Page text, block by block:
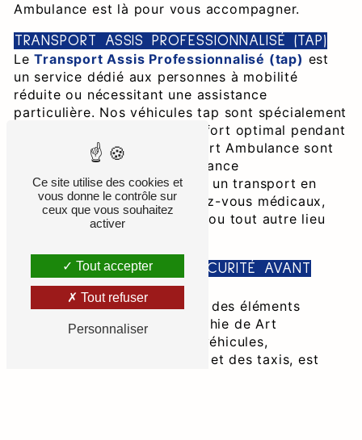
Ambulance est là pour vous accompagner.
TRANSPORT ASSIS PROFESSIONNALISÉ (TAP)
LeTransport Assis Professionnalisé (tap) est
un service dédié aux personnes à mobilité
réduite ou nécessitant une assistance
particulière. Nos véhicules tap sont spécialement
équipés pour assurer un confort optimal pendant
le trajet. Les chauffeurs de Art Ambulance sont
formés pour offrir une assistance
professionnelle, garantissant un transport en
toute sécurité vers les rendez-vous médicaux,
les établissements de santé, ou tout autre lieu
FLOTTE DE QUALITÉ ET SÉCURITÉ AVANT
TOUT
La qualité et la sécurité sont des éléments
fondamentaux de la philosophie de Art
Ambulance. Notre flotte de véhicules,
comprenant des ambulances et des taxis, est
Ce site utilise des cookies et
vous donne le contrôle sur
ceux que vous souhaitez
activer
Tout accepter
Tout refuser
Personnaliser